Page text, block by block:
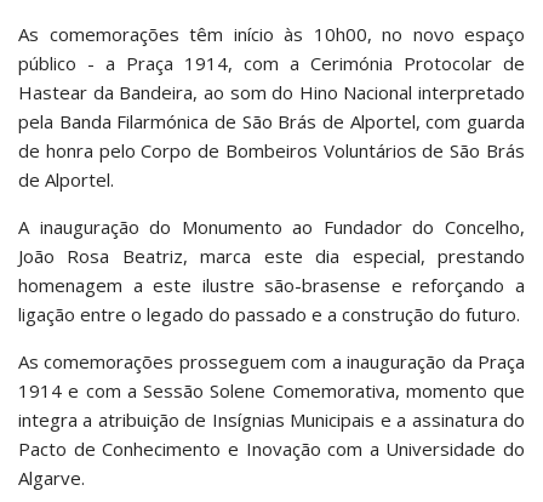
As comemorações têm início às 10h00, no novo espaço
público - a Praça 1914, com a Cerimónia Protocolar de
Hastear da Bandeira, ao som do Hino Nacional interpretado
pela Banda Filarmónica de São Brás de Alportel, com guarda
de honra pelo Corpo de Bombeiros Voluntários de São Brás
de Alportel.
A inauguração do Monumento ao Fundador do Concelho,
João Rosa Beatriz, marca este dia especial, prestando
homenagem a este ilustre são-brasense e reforçando a
ligação entre o legado do passado e a construção do futuro.
As comemorações prosseguem com a inauguração da Praça
1914 e com a Sessão Solene Comemorativa, momento que
integra a atribuição de Insígnias Municipais e a assinatura do
Pacto de Conhecimento e Inovação com a Universidade do
Algarve.